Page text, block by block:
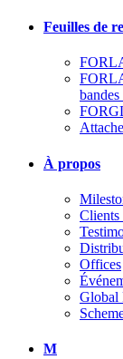
Feuilles de
À propos
Clients
Offices
Global
M